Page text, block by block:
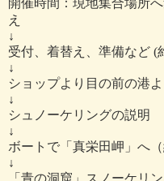
え
↓
受付、着替え、準備など (
↓
ショップより目の前の港
↓
シュノーケリングの説明
↓
ボートで「真栄田岬」へ（
↓
「青の洞窟」スノーケリ